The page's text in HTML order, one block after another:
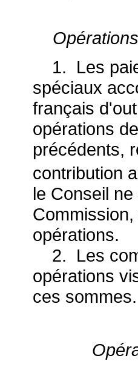
1. Les
spéciaux
français
opérations
précédents,
contribution
le Conseil
opérations.
2. Les
opérations
ces sommes.